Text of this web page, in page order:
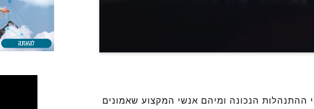
הנכונה ומיהם אנשי המקצוע שאמונים